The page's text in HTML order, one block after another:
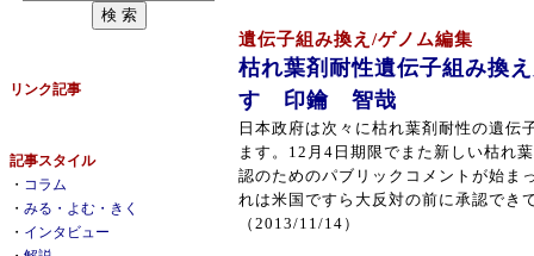
リンク記事
記事スタイル
・ コラム
・ みる・よむ・きく
・ インタビュー
遺伝子組み換え/ゲノム編集
枯れ葉剤耐性遺伝子組み換
す 印鑰 智哉
日本政府は次々に枯れ葉剤耐性の遺伝
ます。12月4日期限でまた新しい枯れ
認のためのパブリックコメントが始ま
れは米国ですら大反対の前に承認でき
（2013/11/14）